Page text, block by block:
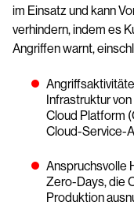
im Einsatz und kann
verhindern, indem es
Angriffen warnt,
Infrastruktur
Cloud Platform
Cloud-Service-
Anspruchsvolle
Zero-Days, die
Produktion